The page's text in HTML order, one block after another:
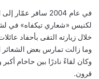
في عام 2004 سافر
لكنيس «شعاري تيكفاه» في
خلال زيارته التقى بأحفاد
وما زالت تمارس بعض الشعائر
وكان لقاءً نادرًا بين حاخام أكبر
قرون.